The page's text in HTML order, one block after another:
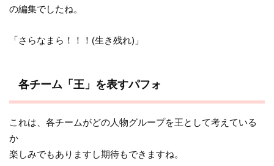
の編集でしたね。
「さらなまら！！！(生き残れ)」
各チーム「王」を表すパフォ
これは、各チームがどの人物グループを王として考えている
か
楽しみでもありますし期待もできますね。